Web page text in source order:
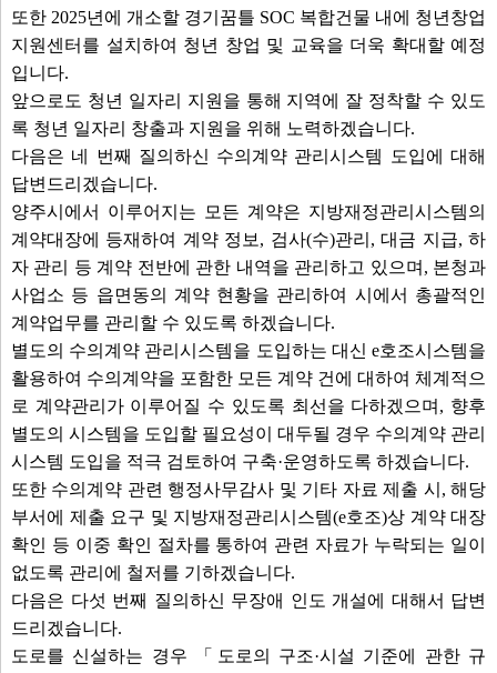
또한 2025년에 개소할 경기꿈틀 SOC 복합건물 내에 청년창업
지원센터를 설치하여 청년 창업 및 교육을 더욱 확대할 예정
입니다.
앞으로도 청년 일자리 지원을 통해 지역에 잘 정착할 수 있도
록 청년 일자리 창출과 지원을 위해 노력하겠습니다.
다음은 네 번째 질의하신 수의계약 관리시스템 도입에 대해
답변드리겠습니다.
양주시에서 이루어지는 모든 계약은 지방재정관리시스템의
계약대장에 등재하여 계약 정보, 검사(수)관리, 대금 지급, 하
자 관리 등 계약 전반에 관한 내역을 관리하고 있으며, 본청과
사업소 등 읍면동의 계약 현황을 관리하여 시에서 총괄적인
계약업무를 관리할 수 있도록 하겠습니다.
별도의 수의계약 관리시스템을 도입하는 대신 e호조시스템을
활용하여 수의계약을 포함한 모든 계약 건에 대하여 체계적으
로 계약관리가 이루어질 수 있도록 최선을 다하겠으며, 향후
별도의 시스템을 도입할 필요성이 대두될 경우 수의계약 관리
시스템 도입을 적극 검토하여 구축·운영하도록 하겠습니다.
또한 수의계약 관련 행정사무감사 및 기타 자료 제출 시, 해당
부서에 제출 요구 및 지방재정관리시스템(e호조)상 계약 대장
확인 등 이중 확인 절차를 통하여 관련 자료가 누락되는 일이
없도록 관리에 철저를 기하겠습니다.
다음은 다섯 번째 질의하신 무장애 인도 개설에 대해서 답변
드리겠습니다.
도로를 신설하는 경우 「도로의 구조·시설 기준에 관한 규